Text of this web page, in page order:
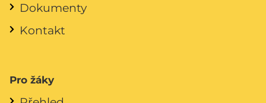
Dokumenty
Kontakt
Pro žáky